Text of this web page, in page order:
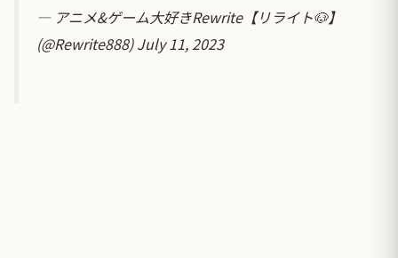
— アニメ&ゲーム大好きRewrite【リライト🐶】
(@Rewrite888)July 11, 2023